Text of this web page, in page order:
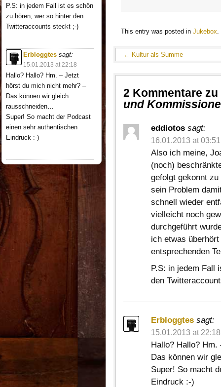
This entry was posted inJukebox.
← Kultur als Summe
2 Kommentare zu
und
eddiotos sagt:
16.01.2013 at 03:51
Also ich meine,
(noch)
gefolgt gekonnt
sein Problem
schnell wieder
vielleicht noch
durchgeführt
ich etwas
entsprechenden
P.S: in jedem Fall
den
Erbloggtes sagt:
15.01.2013 at 22:18
Hallo? Hallo?
Das können wir
Super! So macht
Eindruck :-)
P.S: in jedem Fall ist es schön
zu hören, wer so hinter den
Twitteraccounts steckt ;-)
Erbloggtes sagt:
15.01.2013 at 22:18
Hallo? Hallo? Hm. – Jetzt
hörst du mich nicht mehr? –
Das können wir gleich
rausschneiden…
Super! So macht der Podcast
einen sehr authentischen
Eindruck :-)